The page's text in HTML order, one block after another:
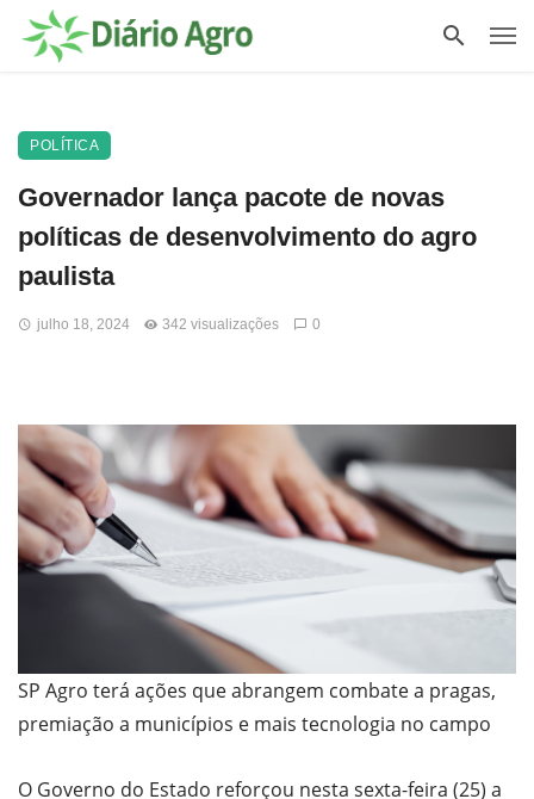
POLÍTICA
Governador lança pacote de novas
políticas de desenvolvimento do agro
paulista
julho 18, 2024 342 visualizações 0
SP Agro terá ações que abrangem combate a pragas,
premiação a municípios e mais tecnologia no campo
O Governo do Estado reforçou nesta sexta-feira (25) a